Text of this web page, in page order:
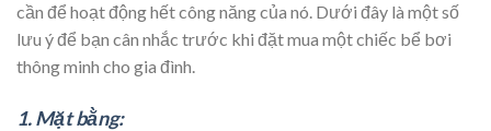
cần để hoạt động hết công năng của nó. Dưới đây là một số
lưu ý để bạn cân nhắc trước khi đặt mua một chiếc bể bơi
thông minh cho gia đình.
1. Mặt bằng: